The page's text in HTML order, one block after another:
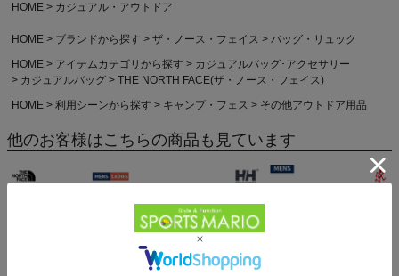
HOME カジュアル・アウトドア
HOME ブランドから探す ザ・ノース・フェイス
バッグ・リュック
HOME
アイテムカテゴリから探す
カジュアルバッグ･アクセサリー
カジュアルバッグ
THE NORTH FACE(ザ・ノース・フェイス)
HOME
利用シーンから探す キャンプ・フェス その他アウトドア用品
他のお客様はこちらの商品も見ています